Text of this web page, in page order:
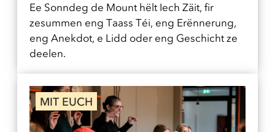
Ee Sonndeg de Mount hëlt Iech Zäit, fir
zesummen eng Taass Téi, eng Erënnerung,
eng Anekdot, e Lidd oder eng Geschicht ze
deelen.
MIT EUCH